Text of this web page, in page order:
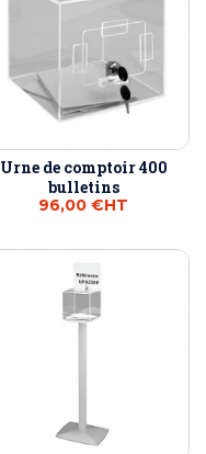
Urne de comptoir 400
bulletins
96,00 €HT